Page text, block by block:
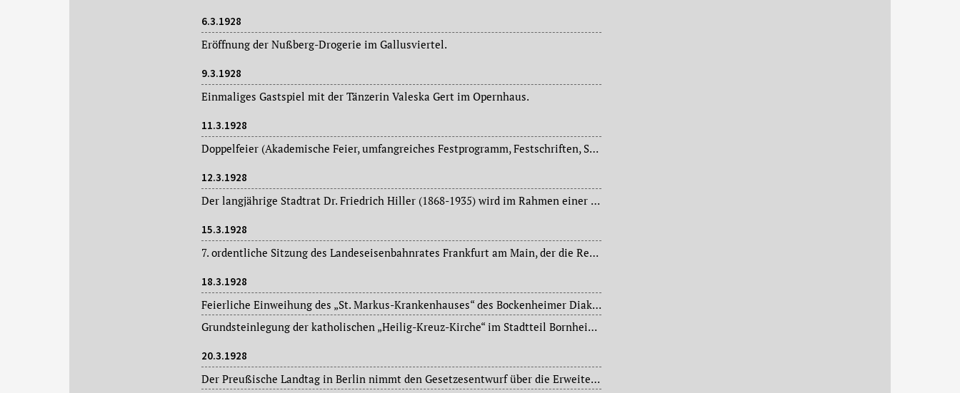
6.3.1928
Eröffnung der Nußberg-Drogerie im Gallusviertel.
9.3.1928
Einmaliges Gastspiel mit der Tänzerin Valeska Gert im Opernhaus.
11.3.1928
Doppelfeier (Akademische Feier, umfangreiches Festprogramm, Festschriften, Sonderschau, Festbankett) anlässlich des 100jährigen Jubiläums des ältesten der großen Männerchorvereine Frankfurts, des „Frankfurter Liederkranzes“, und des 90jährigen Jubiläums der mit ihm verbundenen „Mozart-Stiftung“. In Manskopfs Musikhistorischem Museum wird zusätzlich eine historische Sonderschau gezeigt.
12.3.1928
Der langjährige Stadtrat Dr. Friedrich Hiller (1868-1935) wird im Rahmen einer Magistratssitzung von Oberbürgermeister Dr. Ludwig Landmann (1868-1945) in den Ruhestand verabschiedet.
15.3.1928
7. ordentliche Sitzung des Landeseisenbahnrates Frankfurt am Main, der die Reichsbahndirektionsbezirke Kassel, Mainz und Frankfurt am Main umfasst.
18.3.1928
Feierliche Einweihung des „St. Markus-Krankenhauses“ des Bockenheimer Diakonissenvereins – hervorgegangen aus dem Bockenheimer Diakonissenheim Falkstraße. Der Name stammt von der Evangelischen Markusgemeinde in Bockenheim.
Grundsteinlegung der katholischen „Heilig-Kreuz-Kirche“ im Stadtteil Bornheim am Bornheimer Hang.
20.3.1928
Der Preußische Landtag in Berlin nimmt den Gesetzesentwurf über die Erweiterung des Stadtkreises Frankfurt am Main und die Neueinteilung von Landkreisen im Regierungsbezirk Wiesbaden mit großer Mehrheit endgültig an.